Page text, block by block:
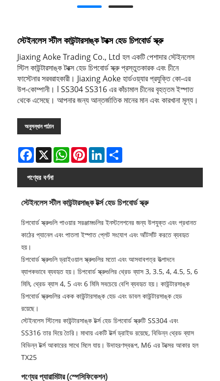
স্টেইনলেস স্টীল কাউন্টারসাঙ্ক টরক্স হেড চিপবোর্ড স্ক্রু
Jiaxing Aoke Trading Co., Ltd হল একটি পেশাদার স্টেইনলেস
স্টিল কাউন্টারসাঙ্ক টরক্স হেড চিপবোর্ড স্ক্রু প্রস্তুতকারক এবং চীনে
ফাস্টেনার সরবরাহকারী। Jiaxing Aoke হার্ডওয়্যার প্রযুক্তি কো-এর
উপ-কোম্পানী। l SS304 SS316 এর কাঁচামাল চীনের বৃহত্তম ইস্পাত
থেকে এসেছে। আপনার জন্য আন্তর্জাতিক মানের মান এবং কারখানা মূল্য।
অনুসন্ধান পাঠান
Facebook
X WhatsAppPinterestLinkedIn
পণ্যের বর্ণনা
স্টেইনলেস স্টীল কাউন্টারসাঙ্ক টর্ক্স হেড চিপবোর্ড স্ক্রু
চিপবোর্ড স্ক্রুগুলি পাওয়ার সরঞ্জামগুলির ইনস্টলেশনের জন্য উপযুক্ত এবং প্রধানত
কাঠের প্যানেল এবং পাতলা ইস্পাত প্লেট সংযোগ এবং আঁটসাঁট করতে ব্যবহৃত
হয়।
চিপবোর্ড স্ক্রুগুলি ড্রাইওয়াল স্ক্রুগুলির মতো এবং আসবাবপত্র উত্পাদনে
ব্যাপকভাবে ব্যবহৃত হয়। চিপবোর্ড স্ক্রুগুলির থ্রেড ব্যাস 3, 3.5, 4, 4.5, 5, 6
মিমি, থ্রেড ব্যাস 4, 5 এবং 6 মিমি সবচেয়ে বেশি ব্যবহৃত হয়। কাউন্টারসাঙ্ক
চিপবোর্ড স্ক্রুগুলির একক কাউন্টারসাঙ্ক হেড এবং ডাবল কাউন্টারসাঙ্ক হেড
রয়েছে।
স্টেইনলেস স্টিলের কাউন্টারসাঙ্ক টর্ক্স হেড চিপবোর্ড স্ক্রুটি SS304 এবং
SS316 তার দিয়ে তৈরি। মাথায় একটি টর্ক্স ড্রাইভ রয়েছে, বিভিন্ন থ্রেড ব্যাস
বিভিন্ন টর্ক্স আকারের সাথে মিলে যায়। উদাহরণস্বরূপ, M6 এর টক্সের আকার হল
TX25
পণ্যের প্যারামিটার (স্পেসিফিকেশন)